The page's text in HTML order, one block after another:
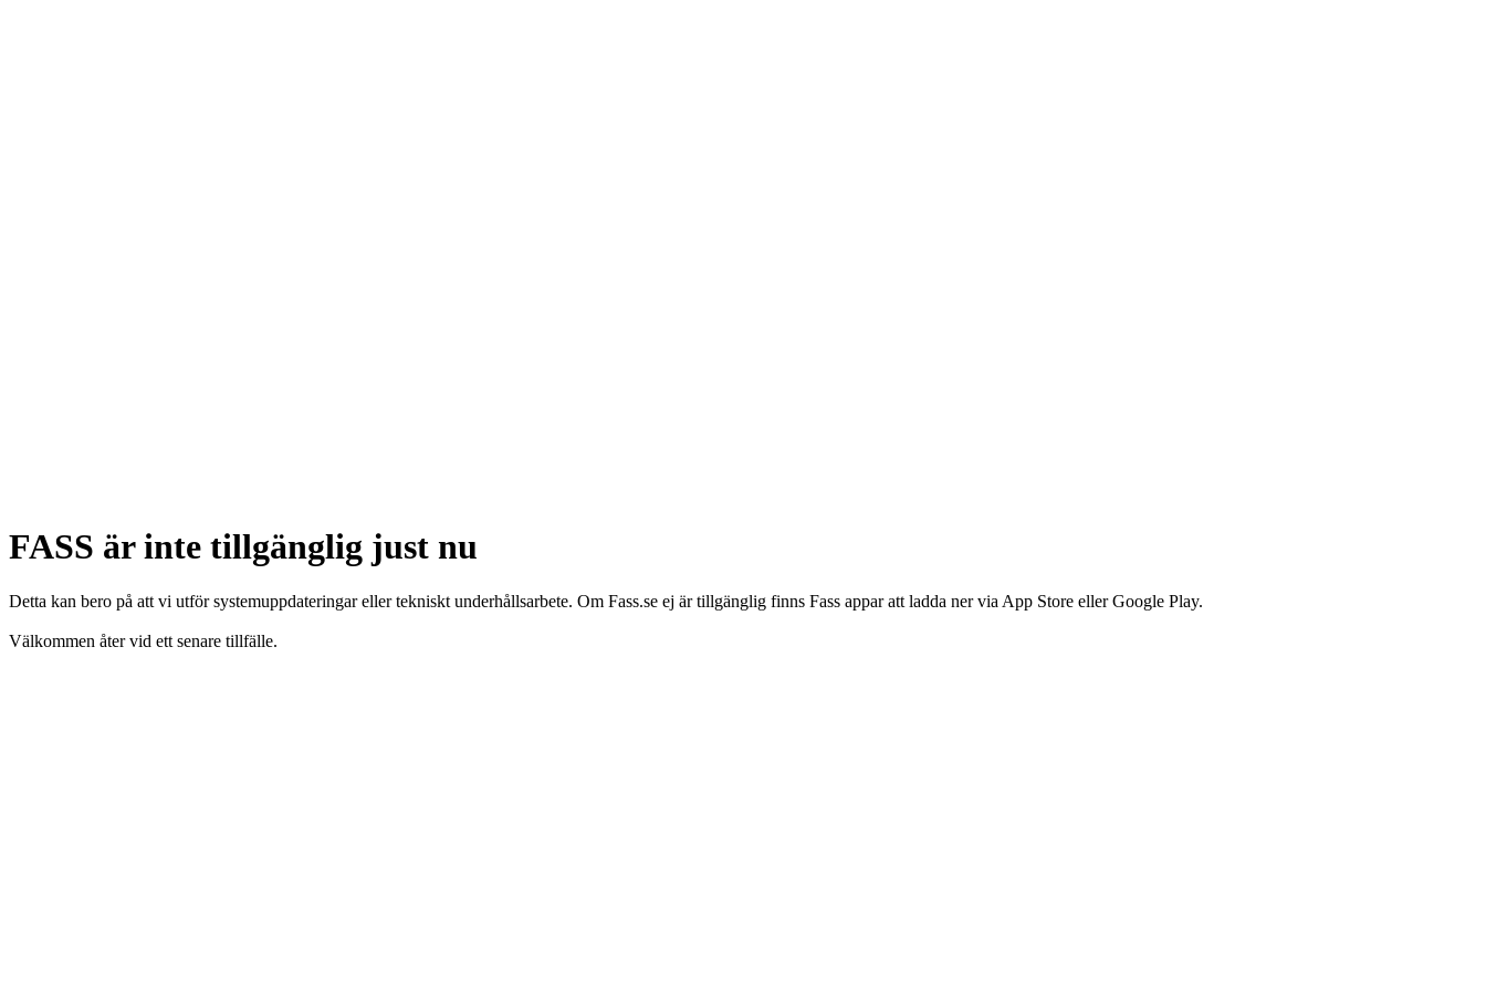
FASS är inte tillgänglig just nu
Detta kan bero på att vi utför systemuppdateringar eller tekniskt underhållsarbete. Om Fass.se ej är tillgänglig finns Fass appar att ladda ner via App Store eller Google Play.
Välkommen åter vid ett senare tillfälle.